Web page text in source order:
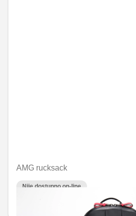
AMG rucksack
Nije dostupno on-line